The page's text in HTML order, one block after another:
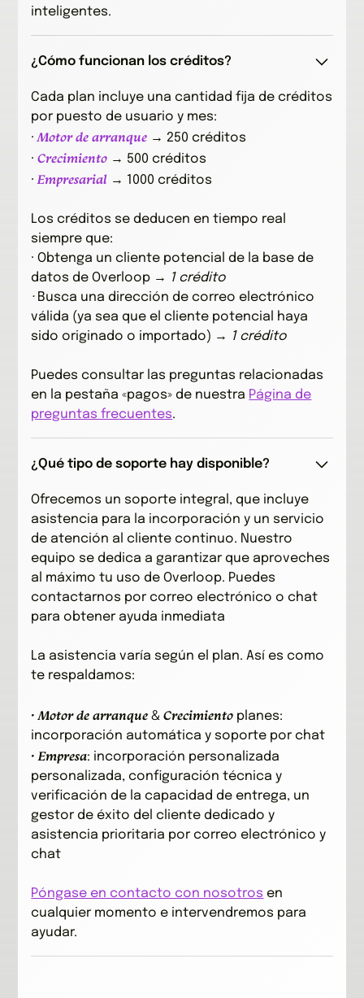
inteligentes.
¿Cómo funcionan los créditos?
Cada plan incluye una cantidad fija de créditos
por puesto de usuario y mes:
·Motor de arranque → 250 créditos
·Crecimiento → 500 créditos
·Empresarial → 1000 créditos
Los créditos se deducen en tiempo real
siempre que:
· Obtenga un cliente potencial de la base de
datos de Overloop → 1 crédito
· Busca una dirección de correo electrónico
válida (ya sea que el cliente potencial haya
sido originado o importado) → 1 crédito
Puedes consultar las preguntas relacionadas
en la pestaña «pagos» de nuestra Página de
preguntas frecuentes.
¿Qué tipo de soporte hay disponible?
Ofrecemos un soporte integral, que incluye
asistencia para la incorporación y un servicio
de atención al cliente continuo. Nuestro
equipo se dedica a garantizar que aproveches
al máximo tu uso de Overloop. Puedes
contactarnos por correo electrónico o chat
para obtener ayuda inmediata
La asistencia varía según el plan. Así es como
te respaldamos:
· Motor de arranque &Crecimiento planes:
incorporación automática y soporte por chat
· Empresa: incorporación personalizada
personalizada, configuración técnica y
verificación de la capacidad de entrega, un
gestor de éxito del cliente dedicado y
asistencia prioritaria por correo electrónico y
chat
Póngase en contacto con nosotros en
cualquier momento e intervendremos para
ayudar.